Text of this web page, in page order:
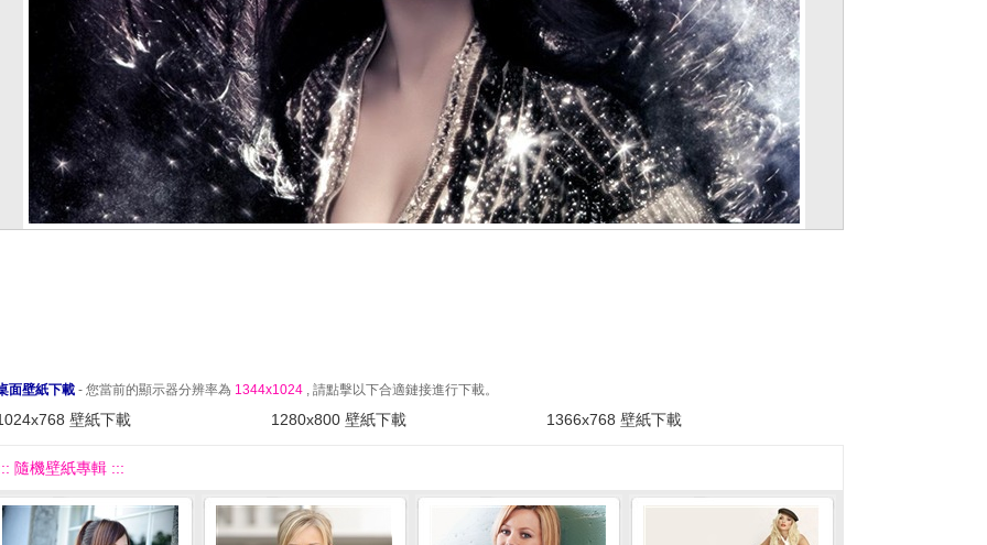
面壁紙下載 - 您當前的顯示器分辨率為 1344x1024 , 請點擊以下合適鏈接進行下載。
壁紙下載 1280x800 壁紙下載 1366x768 壁紙下載
隨機壁紙專輯 :::